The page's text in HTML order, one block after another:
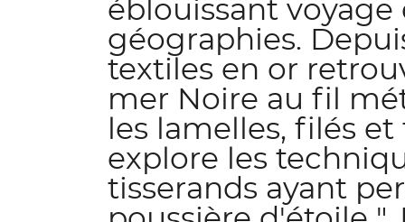
éblouissant voyage
géographies.
textiles en or
mer Noire au fil
les lamelles, filés
explore les
tisserands ayant